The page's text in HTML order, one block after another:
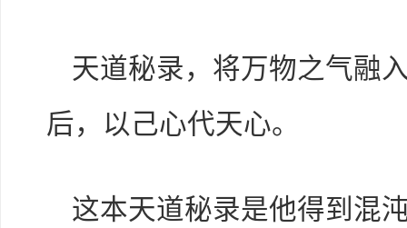
天道秘录，将万物之气融
后，以己心代天心。
这本天道秘录是他得到混